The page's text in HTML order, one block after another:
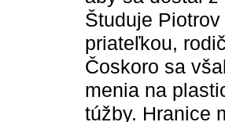
Študuje
priateľkou,
Čoskoro sa
menia na
túžby. Hranice